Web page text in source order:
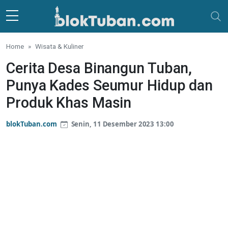
Skip to main content
Home Wisata & Kuliner
Cerita Desa Binangun Tuban,
Punya Kades Seumur Hidup dan
Produk Khas Masin
blokTuban.com Senin, 11 Desember 2023 13:00